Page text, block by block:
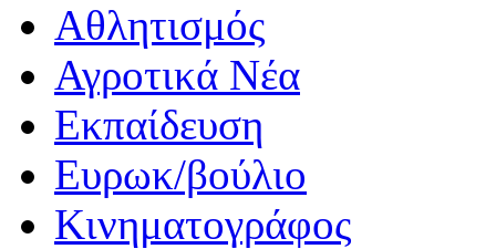
Αθλητισμός
Αγροτικά Νέα
Εκπαίδευση
Ευρωκ/βούλιο
Κινηματογράφος